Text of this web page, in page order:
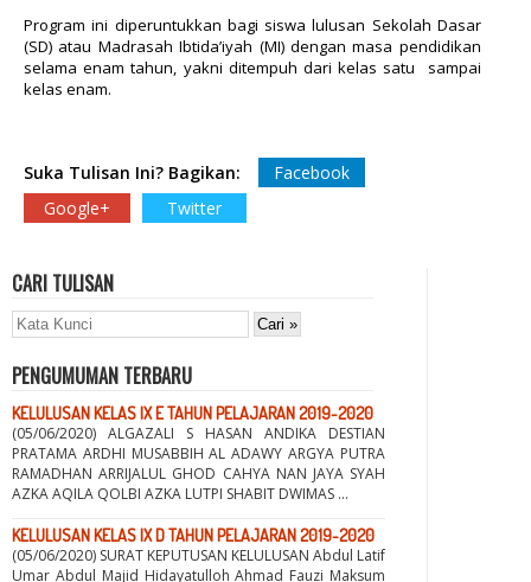
Program ini diperuntukkan bagi siswa lulusan Sekolah Dasar
(SD) atau Madrasah Ibtida’iyah (MI) dengan masa pendidikan
selama enam tahun, yakni ditempuh dari kelas satu sampai
kelas enam.
Suka Tulisan Ini? Bagikan:
Facebook
Google+
Twitter
CARI TULISAN
PENGUMUMAN TERBARU
KELULUSAN KELAS IX E TAHUN PELAJARAN 2019-2020
(05/06/2020) ALGAZALI S HASAN ANDIKA DESTIAN
PRATAMA ARDHI MUSABBIH AL ADAWY ARGYA PUTRA
RAMADHAN ARRIJALUL GHOD CAHYA NAN JAYA SYAH
AZKA AQILA QOLBI AZKA LUTPI SHABIT DWIMAS ...
KELULUSAN KELAS IX D TAHUN PELAJARAN 2019-2020
(05/06/2020) SURAT KEPUTUSAN KELULUSAN Abdul Latif
Umar Abdul Majid Hidayatulloh Ahmad Fauzi Maksum